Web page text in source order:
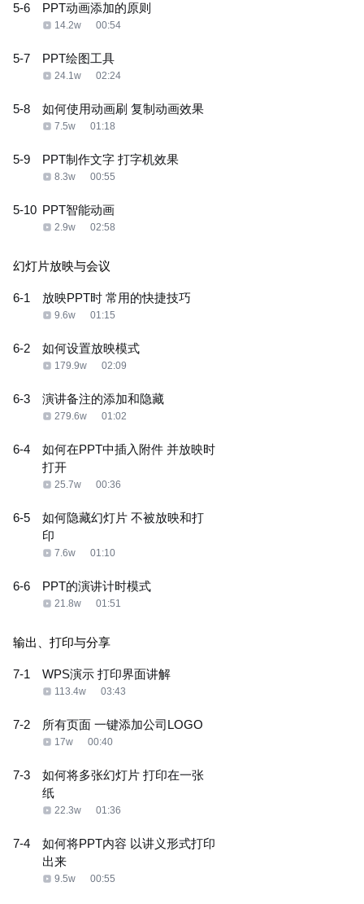
5-6 PPT动画添加的原则
14.2w 00:54
5-7 PPT绘图工具
24.1w 02:24
5-8 如何使用动画刷 复制动画效果
7.5w 01:18
5-9 PPT制作文字 打字机效果
8.3w 00:55
5-10 PPT智能动画
2.9w 02:58
幻灯片放映与会议
6-1 放映PPT时 常用的快捷技巧
9.6w 01:15
6-2 如何设置放映模式
179.9w 02:09
6-3 演讲备注的添加和隐藏
279.6w 01:02
6-4
如何在PPT中插入附件 并放映时
打开
25.7w 00:36
6-5
如何隐藏幻灯片 不被放映和打
印
7.6w 01:10
6-6 PPT的演讲计时模式
21.8w 01:51
输出、打印与分享
7-1 WPS演示 打印界面讲解
113.4w 03:43
7-2 所有页面 一键添加公司LOGO
17w 00:40
7-3
如何将多张幻灯片 打印在一张
纸
22.3w 01:36
7-4
如何将PPT内容 以讲义形式打印
出来
9.5w 00:55